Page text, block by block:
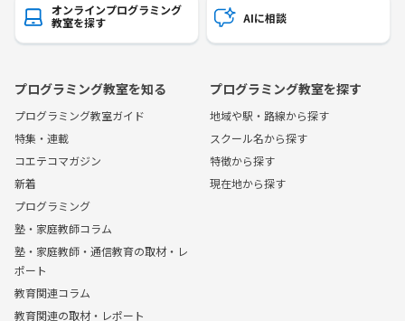
オンラインプログラミング
教室を探す
AIに相談
プログラミング教室を知る
プログラミング教室ガイド
特集・連載
コエテコマガジン
新着
プログラミング
塾・家庭教師コラム
塾・家庭教師・通信教育の取材・レ
ポート
教育関連コラム
教育関連の取材・レポート
プログラミング教室を探す
地域や駅・路線から探す
スクール名から探す
特徴から探す
現在地から探す